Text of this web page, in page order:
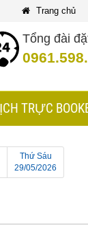
Trang chủ
Tổng đài
TRỰC
Thứ Sáu
29/05/2026